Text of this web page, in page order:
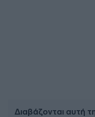
Διαβάζονται αυτή